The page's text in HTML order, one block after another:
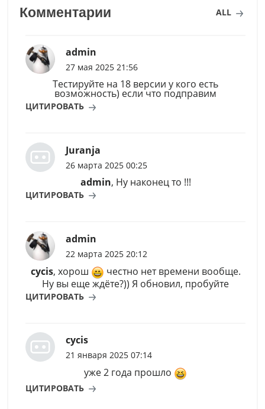
Комментарии ALL
admin
27 мая 2025 21:56
Тестируйте на 18 версии у кого есть
возможность) если что подправим
ЦИТИРОВАТЬ
Juranja
26 марта 2025 00:25
admin, Ну наконец то !!!
ЦИТИРОВАТЬ
admin
22 марта 2025 20:12
cycis, хорош
честно нет времени вообще.
Ну вы еще ждёте?)) Я обновил, пробуйте
ЦИТИРОВАТЬ
cycis
21 января 2025 07:14
уже 2 года прошло
ЦИТИРОВАТЬ